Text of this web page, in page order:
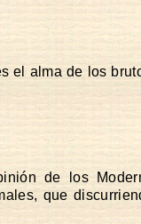
el alma de los
de los
que